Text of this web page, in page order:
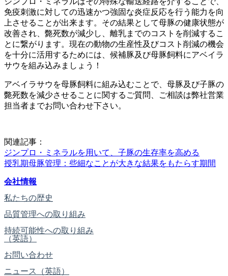
免疫刺激に対しての迅速かつ強固な炎症反応を行う能力を向
上させることが出来ます。その結果として母豚の健康状態が
改善され、斃死数が減少し、離乳までのコストを削減するこ
とに繋がります。現在の動物の生産性及びコスト削減の機会
を十分に活用するためには、候補豚及び母豚飼料にアベイラ
サウを組み込みましょう！
アベイラサウを母豚飼料に組み込むことで、母豚及び子豚の
斃死数を減少させることに関するご質問、ご相談は弊社営業
担当者までお問い合わせ下さい。
関連記事：
ジンプロ・ミネラルを用いて、子豚の生存率を高める​
授乳期母豚管理：些細なことが大きな結果をもたらす期間
会社情報
私たちの歴史
品質管理への取り組み
持続可能性への取り組み
（英語）
お問い合わせ
ニュース（英語）